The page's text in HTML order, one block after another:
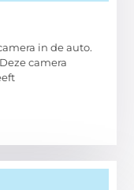
in de auto.
camera